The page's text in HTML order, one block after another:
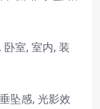
室, 室内, 装
坠感, 光影效